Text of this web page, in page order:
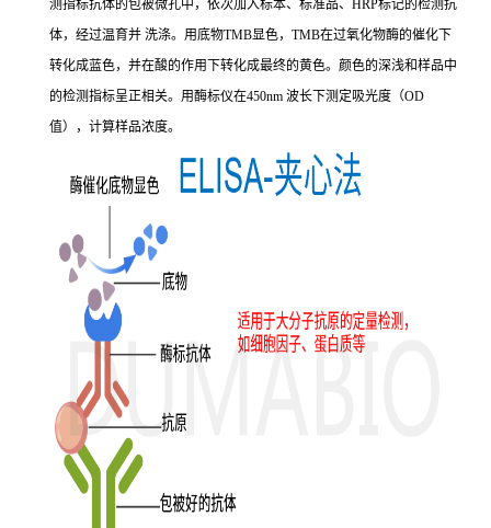
测指标抗体的包被微孔中，依次加入标本、标准品、HRP标记的检测抗
体，经过温育并 洗涤。用底物TMB显色，TMB在过氧化物酶的催化下
转化成蓝色，并在酸的作用下转化成最终的黄色。颜色的深浅和样品中
的检测指标呈正相关。用酶标仪在450nm 波长下测定吸光度（OD
值），计算样品浓度。